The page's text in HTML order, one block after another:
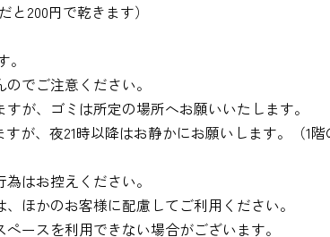
と200円で乾きます）
でご注意ください。
が、ゴミは所定の場所へお願いいたします。
が、夜21時以降はお静かにお願いします。（1
はお控えください。
ほかのお客様に配慮してご利用ください。
ースを利用できない場合がございます。